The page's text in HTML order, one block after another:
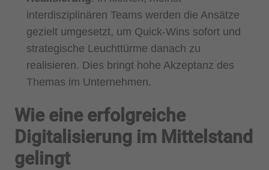
interdisziplinären Teams werden die Ansätze
gezielt umgesetzt, um Quick-Wins sofort und
strategische Leuchttürme danach zu
realisieren. Dies bringt hohe Akzeptanz des
Themas im Unternehmen.
Wie eine erfolgreiche
Digitalisierung im Mittelstand
gelingt